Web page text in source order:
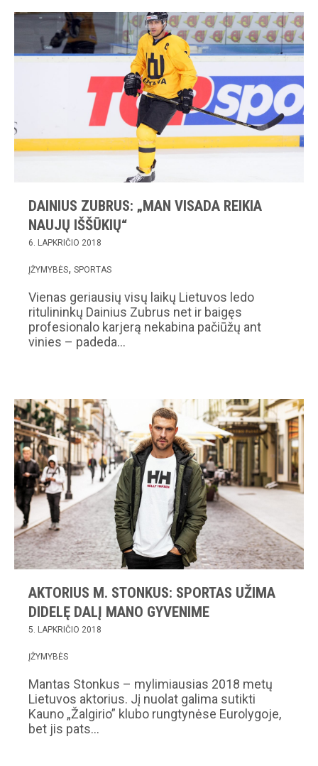
DAINIUS ZUBRUS: „MAN VISADA REIKIA
NAUJŲ IŠŠŪKIŲ“
6. LAPKRIČIO 2018
ĮŽYMYBĖS SPORTAS
Vienas geriausių visų laikų Lietuvos ledo
ritulininkų Dainius Zubrus net ir baigęs
profesionalo karjerą nekabina pačiūžų ant
vinies – padeda…
AKTORIUS M. STONKUS: SPORTAS UŽIMA
DIDELĘ DALĮ MANO GYVENIME
5. LAPKRIČIO 2018
ĮŽYMYBĖS
Mantas Stonkus – mylimiausias 2018 metų
Lietuvos aktorius. Jį nuolat galima sutikti
Kauno „Žalgirio” klubo rungtynėse Eurolygoje,
bet jis pats…